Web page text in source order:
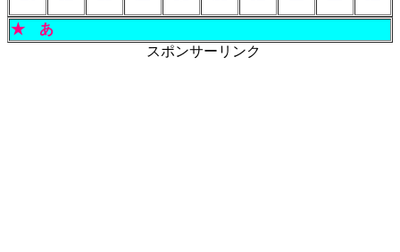
★ あ
スポンサーリンク